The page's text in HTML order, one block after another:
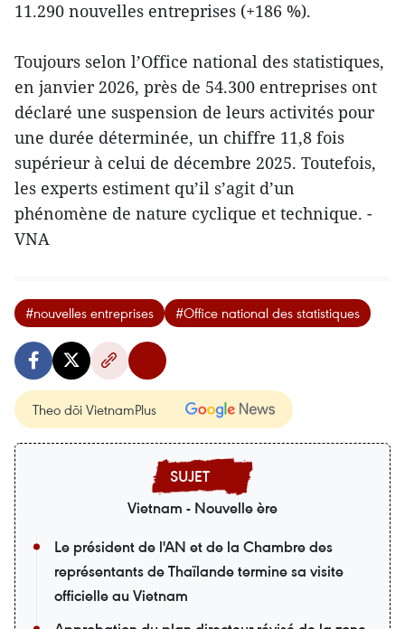
11.290 nouvelles entreprises (+186 %).
Toujours selon l’Office national des statistiques,
en janvier 2026, près de 54.300 entreprises ont
déclaré une suspension de leurs activités pour
une durée déterminée, un chiffre 11,8 fois
supérieur à celui de décembre 2025. Toutefois,
les experts estiment qu’il s’agit d’un
phénomène de nature cyclique et technique. -
VNA
#nouvelles entreprises #Office national des statistiques
Theo dõi VietnamPlus
Vietnam - Nouvelle ère
Le président de l'AN et de la Chambre des
représentants de Thaïlande termine sa visite
officielle au Vietnam